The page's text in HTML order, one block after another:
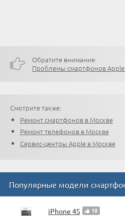
Обратите внимание:
Проблемы смартфонов Apple
Смотрите также:
Ремонт смартфонов в Москве
Ремонт телефонов в Москве
Сервис-центры Apple в Москве
Популярные модели
iPhone 4S 18